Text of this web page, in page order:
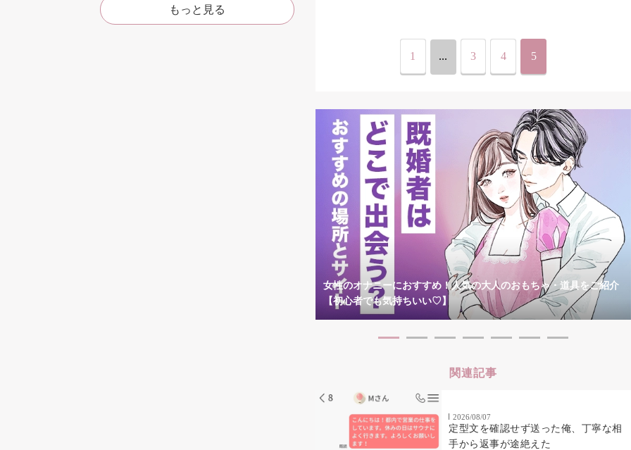
もっと見る
1 ... 3 4 5
女性のオナニーにおすすめ！人気の大人のおもちゃ・道具をご紹介
【初心者でも気持ちいい♡】
関連記事
2026/08/07
定型文を確認せず送った俺、丁寧な相
手から返事が途絶えた